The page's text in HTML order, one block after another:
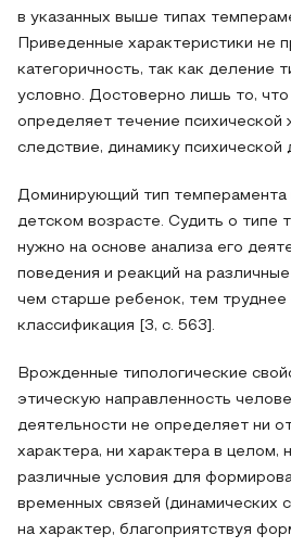
в указанных выше типах
Приведенные характеристики не
категоричность, так как деление
условно. Достоверно лишь то,
определяет течение психической
следствие, динамику психической
Доминирующий тип темперамента
детском возрасте. Судить о типе
нужно на основе анализа его
поведения и реакций на
чем старше ребенок, тем труднее
классификация [3, c. 563].
Врожденные типологические
этическую направленность
деятельности не определяет ни
характера, ни характера в целом,
различные условия для
временных связей (динамических
на характер, благоприятствуя